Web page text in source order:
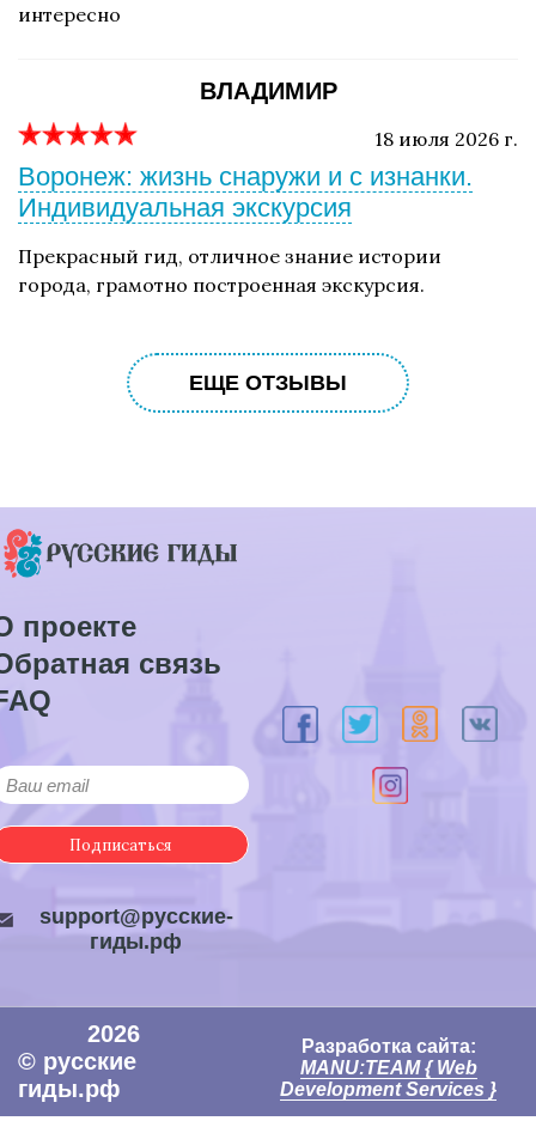
интересно
ВЛАДИМИР
18 июля 2026 г.
Воронеж: жизнь снаружи и с изнанки.
Индивидуальная экскурсия
Прекрасный гид, отличное знание истории
города, грамотно построенная экскурсия.
ЕЩЕ ОТЗЫВЫ
проекте
связь
Подписаться
support@русские-
гиды.рф
Разработка сайта:
MANU:TEAM { Web
Development Services }
2026
© русские
гиды.рф